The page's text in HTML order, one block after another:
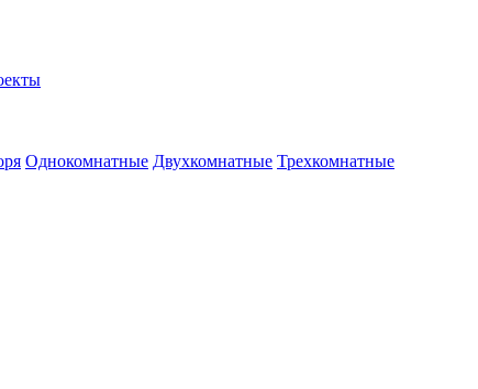
Однокомнатные Двухкомнатные Трехкомнатные